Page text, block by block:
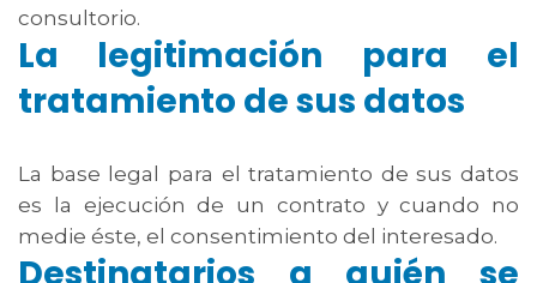
consultorio.
La legitimación para el
tratamiento de sus datos
La base legal para el tratamiento de sus datos
es la ejecución de un contrato y cuando no
medie éste, el consentimiento del interesado.